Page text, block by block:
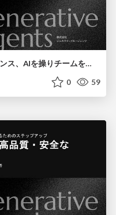
AIに代替されるフリーランス、AIを操りチームを導くリーダー。運命を分ける『AI-DLC』とインテントマネジメント/Intent is All We Need
0 59